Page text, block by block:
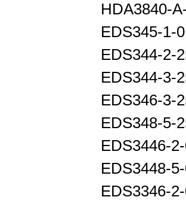
HDA3840-
EDS345-1-
EDS344-2-
EDS344-3-
EDS346-3-
EDS348-5-
EDS3446-
EDS3448-
EDS3346-